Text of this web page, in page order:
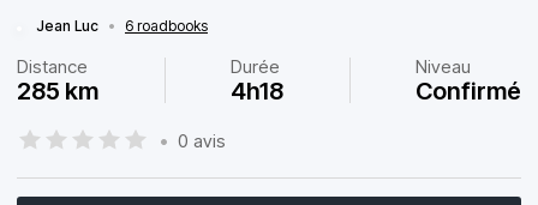
Jean Luc • 6 roadbooks
Distance
285 km
Durée
4h18
Niveau
Confirmé
• 0 avis